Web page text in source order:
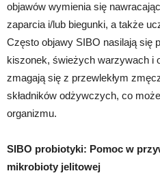
objawów wymienia się
zaparcia i/lub biegunki, a także
Często objawy SIBO nasilają się
kiszonek, świeżych warzywach i
zmagają się z przewlekłym
składników odżywczych, co
organizmu.
SIBO probiotyki: Pomoc w
mikrobioty jelitowej